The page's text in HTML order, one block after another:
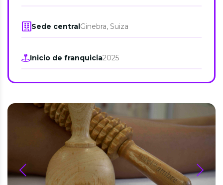
Sede centralGinebra, Suiza
Inicio de franquicia2025
prev next